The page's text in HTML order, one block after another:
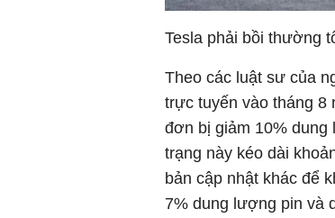
Tesla phải bồi thường
Theo các luật sư của
trực tuyến vào tháng 8
đơn bị giảm 10%
trạng này kéo dài
bản cập nhật khác để
7% dung lượng pin và